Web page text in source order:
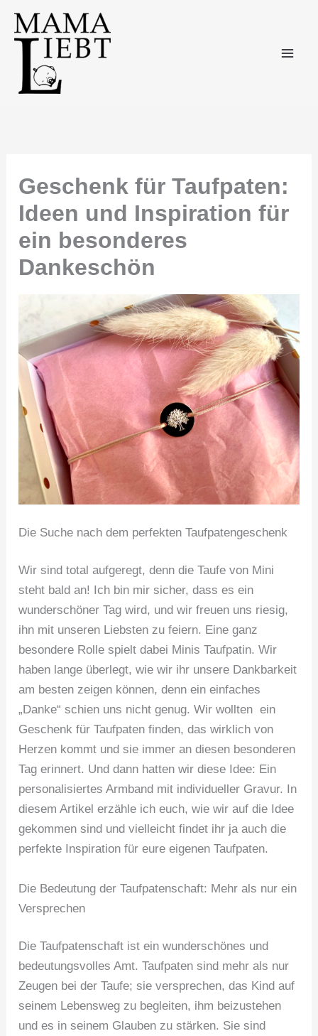
Inhalt
springen
Geschenk für Taufpaten:
Ideen und Inspiration für
ein besonderes
Dankeschön
Die Suche nach dem perfekten Taufpatengeschenk
Wir sind total aufgeregt, denn die Taufe von Mini
steht bald an! Ich bin mir sicher, dass es ein
wunderschöner Tag wird, und wir freuen uns riesig,
ihn mit unseren Liebsten zu feiern. Eine ganz
besondere Rolle spielt dabei Minis Taufpatin. Wir
haben lange überlegt, wie wir ihr unsere Dankbarkeit
am besten zeigen können, denn ein einfaches
„Danke“ schien uns nicht genug. Wir wollten ein
Geschenk für Taufpaten finden, das wirklich von
Herzen kommt und sie immer an diesen besonderen
Tag erinnert. Und dann hatten wir diese Idee: Ein
personalisiertes Armband mit individueller Gravur. In
diesem Artikel erzähle ich euch, wie wir auf die Idee
gekommen sind und vielleicht findet ihr ja auch die
perfekte Inspiration für eure eigenen Taufpaten.
Die Bedeutung der Taufpatenschaft: Mehr als nur ein
Versprechen
Die Taufpatenschaft ist ein wunderschönes und
bedeutungsvolles Amt. Taufpaten sind mehr als nur
Zeugen bei der Taufe; sie versprechen, das Kind auf
seinem Lebensweg zu begleiten, ihm beizustehen
und es in seinem Glauben zu stärken. Sie sind